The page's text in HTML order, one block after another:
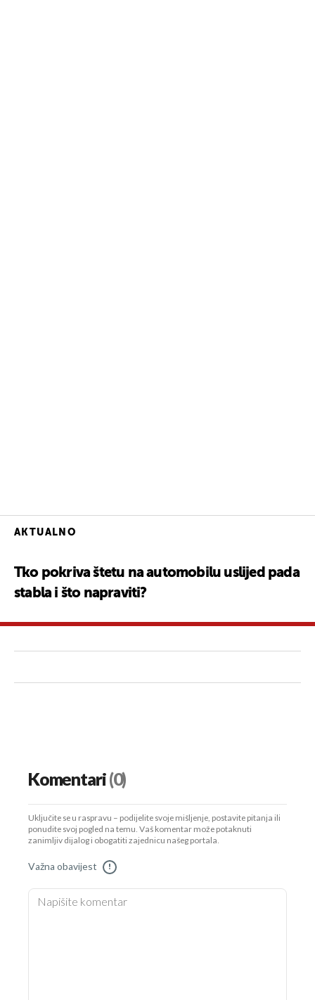
AKTUALNO
Tko pokriva štetu na automobilu uslijed pada
stabla i što napraviti?
Komentari(0)
Uključite se u raspravu – podijelite svoje mišljenje, postavite pitanja ili
ponudite svoj pogled na temu. Vaš komentar može potaknuti
zanimljiv dijalog i obogatiti zajednicu našeg portala.
Važna obavijest !